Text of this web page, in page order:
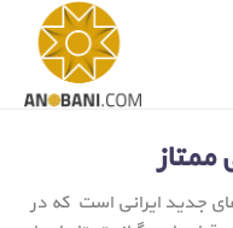
جدید ایرانی است که در